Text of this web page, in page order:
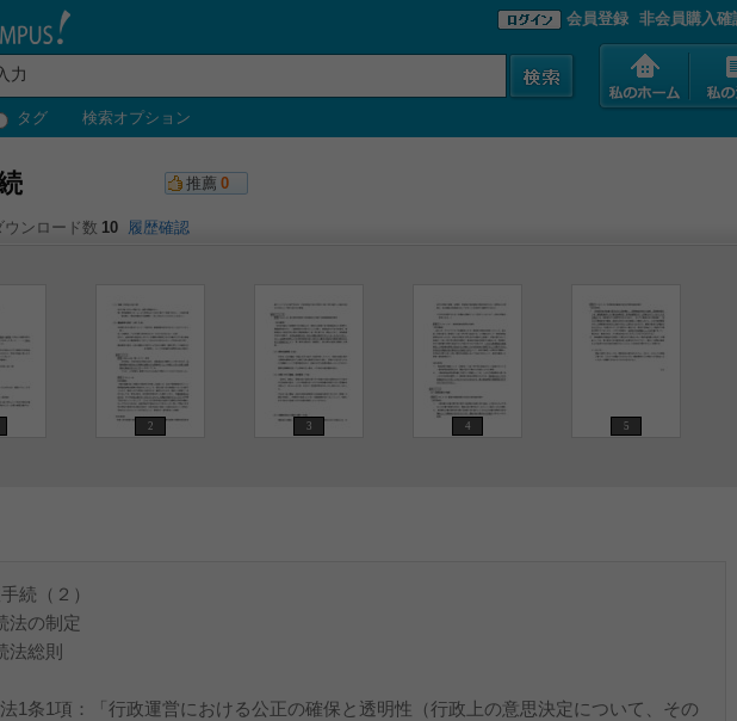
タグ 検索オプション
会員登録 非会員購入確
推薦 0
ウンロード数 10 履歴確認
2 3 4 5
続（２）
の制定
総則
1条1項：「行政運営における公正の確保と透明性（行政上の意思決定について、その